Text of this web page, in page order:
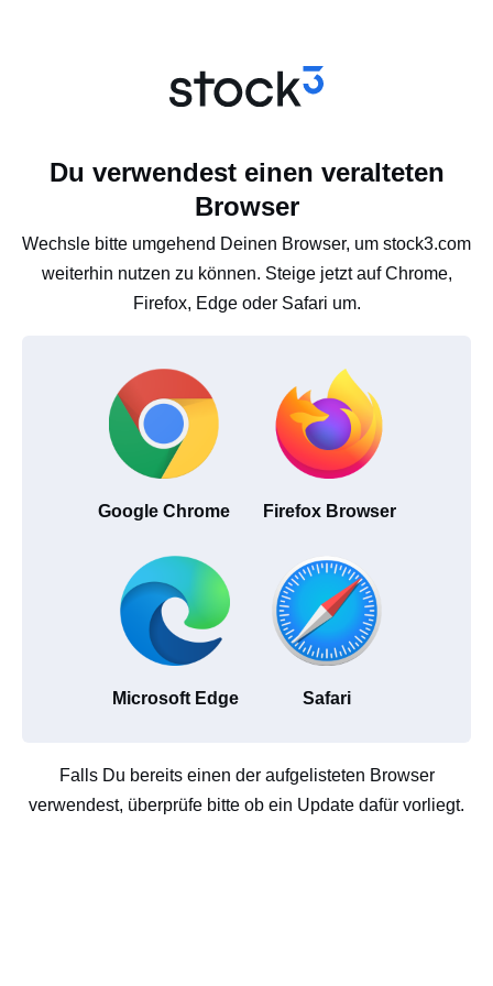
Du verwendest einen veralteten
Browser
Wechsle bitte umgehend Deinen Browser, um stock3.com
weiterhin nutzen zu können. Steige jetzt auf Chrome,
Firefox, Edge oder Safari um.
Google Chrome Firefox Browser
Microsoft Edge Safari
Falls Du bereits einen der aufgelisteten Browser
verwendest, überprüfe bitte ob ein Update dafür vorliegt.